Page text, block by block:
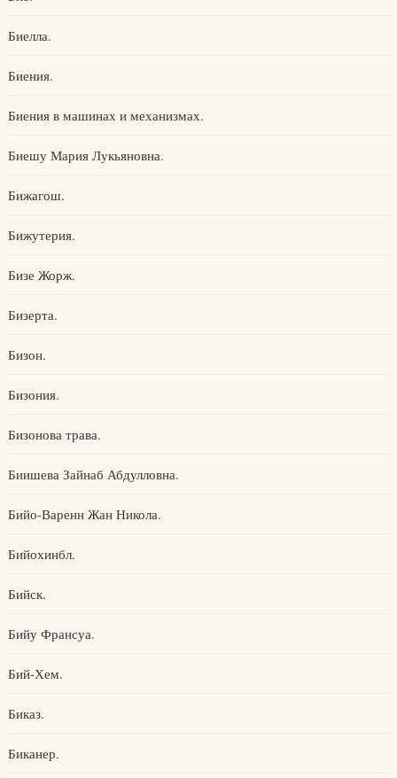
Биелла.
Биения.
Биения в машинах и механизмах.
Биешу Мария Лукьяновна.
Бижагош.
Бижутерия.
Бизе Жорж.
Бизерта.
Бизон.
Бизония.
Бизонова трава.
Биишева Зайнаб Абдулловна.
Бийо-Варенн Жан Никола.
Бийохинбл.
Бийск.
Бийу Франсуа.
Бий-Хем.
Биказ.
Биканер.